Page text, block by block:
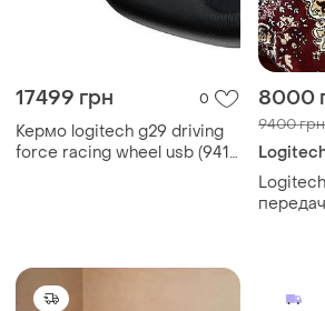
17499 грн 0
Кермо logitech g29 driving
force racing wheel usb (941-
8000
9400 грн